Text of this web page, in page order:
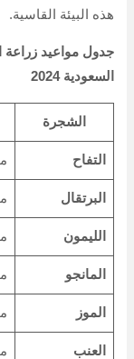
هذه البيئة القاسية.
جدول مواعيد زراعة
السعودية 2024
الشجرة
التفاح
البرتقال
الليمون
المانجو
الموز
العنب